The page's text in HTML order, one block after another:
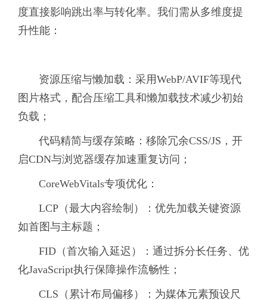
度直接影响跳出率与转化率。我们需从多维度提
升性能：
资源压缩与懒加载：采用WebP/AVIF等现代
图片格式，配合压缩工具和懒加载技术减少初始
负载；
代码精简与缓存策略：移除冗余CSS/JS，开
启CDN与浏览器缓存加速重复访问；
CoreWebVitals专项优化：
LCP（最大内容绘制）：优先加载关键资源
如首图与主标题；
FID（首次输入延迟）：通过拆分长任务、优
化JavaScript执行保障操作流畅性；
CLS（累计布局偏移）：为媒体元素预设尺